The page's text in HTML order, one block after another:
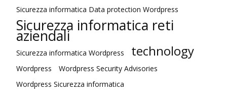
Sicurezza informatica Data protection Wordpress
Sicurezza informatica reti
aziendali
Sicurezza informatica Wordpress technology
Wordpress
Wordpress Security Advisories
Wordpress Sicurezza informatica